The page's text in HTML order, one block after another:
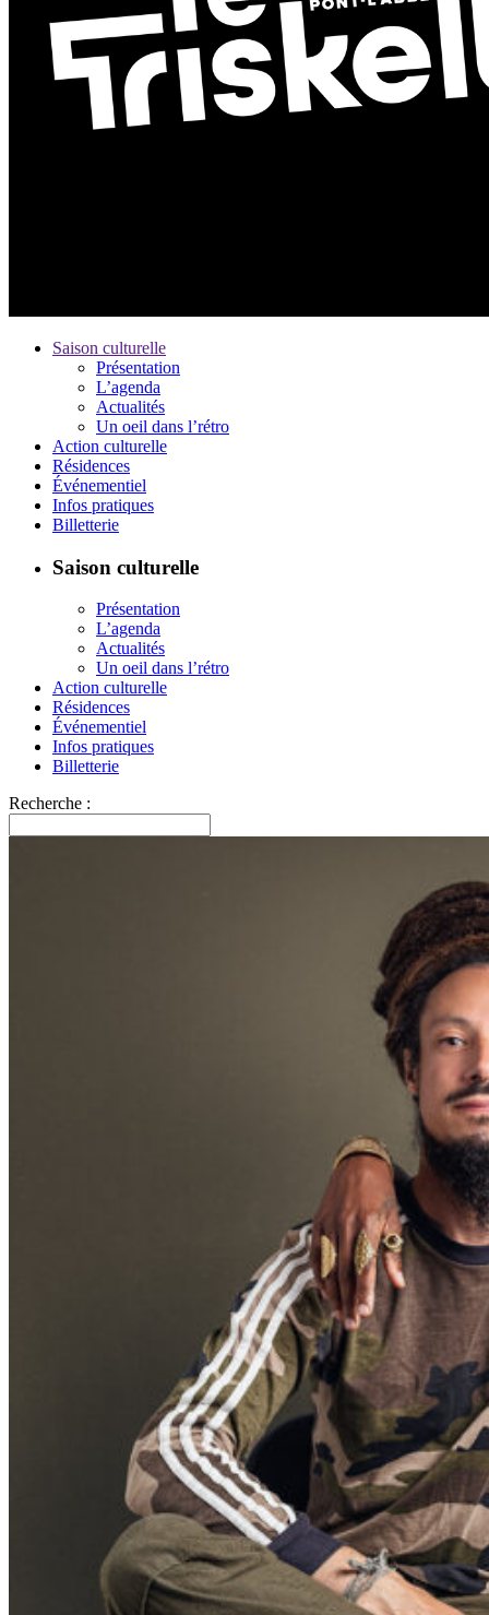
Saison culturelle
Présentation
L’agenda
Actualités
Un oeil dans l’rétro
Action culturelle
Résidences
Événementiel
Infos pratiques
Billetterie
Saison culturelle
Présentation
L’agenda
Actualités
Un oeil dans l’rétro
Action culturelle
Résidences
Événementiel
Infos pratiques
Billetterie
Recherche :